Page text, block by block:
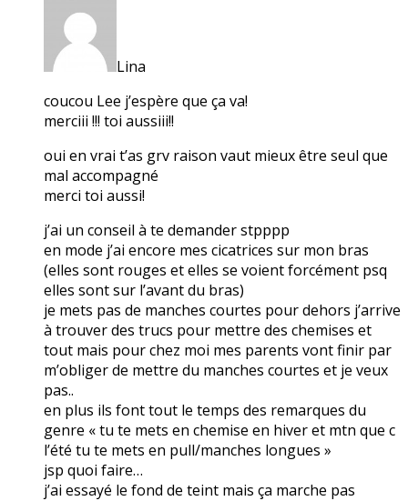
Lina
coucou Lee j’espère que ça va!
merciii !!! toi aussiii!!
oui en vrai t’as grv raison vaut mieux être seul que
mal accompagné
merci toi aussi!
j’ai un conseil à te demander stpppp
en mode j’ai encore mes cicatrices sur mon bras
(elles sont rouges et elles se voient forcément psq
elles sont sur l’avant du bras)
je mets pas de manches courtes pour dehors j’arrive
à trouver des trucs pour mettre des chemises et
tout mais pour chez moi mes parents vont finir par
m’obliger de mettre du manches courtes et je veux
pas..
en plus ils font tout le temps des remarques du
genre « tu te mets en chemise en hiver et mtn que c
l’été tu te mets en pull/manches longues »
jsp quoi faire…
j’ai essayé le fond de teint mais ça marche pas